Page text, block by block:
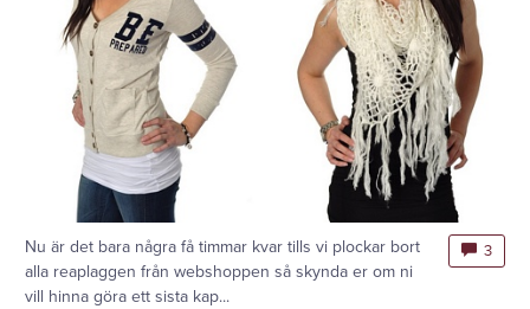
Nu är det bara några få timmar kvar tills vi plockar bort
alla reaplaggen från webshoppen så skynda er om ni
vill hinna göra ett sista kap...
3